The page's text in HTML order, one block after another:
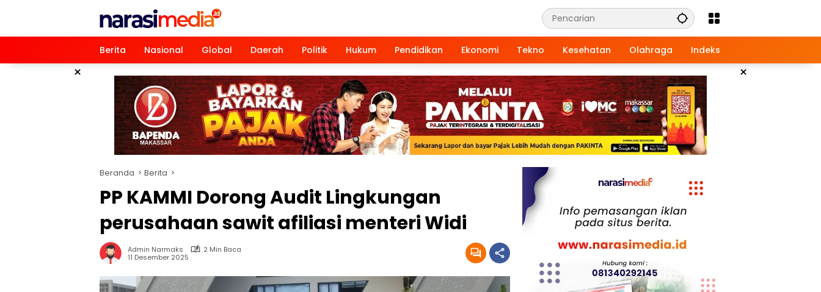
Berita
Nasional Global Daerah Politik Hukum Pendidikan Ekonomi Tekno Kesehatan Olahraga Indeks
× ×
Beranda Berita
PP KAMMI Dorong Audit Lingkungan
perusahaan sawit afiliasi menteri Widi
Admin Narmaks
2 Min Baca
11 Desember 2025